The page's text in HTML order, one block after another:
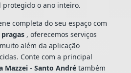
protegido o ano inteiro.
completa do seu espaço com
, oferecemos serviços
além da aplicação
Conte com a principal
Mazzei - Santo Andrétambém